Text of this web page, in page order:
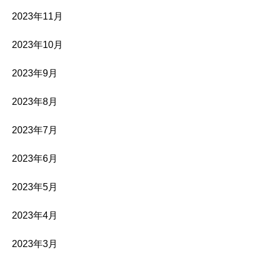
2023年11月
2023年10月
2023年9月
2023年8月
2023年7月
2023年6月
2023年5月
2023年4月
2023年3月